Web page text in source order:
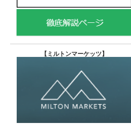
【 ミルトンマーケッツ】